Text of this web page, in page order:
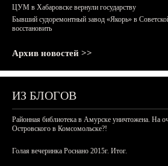
ЦУМ в Хабаровске вернули государству
Бывший судоремонтный завод «Якорь» в
восстановить
Архив новостей >>
ИЗ БЛОГОВ
Районная библиотека в Амурске уничтожена. На
Островского в Комсомольске?!
Голая вечеринка Роснано 2015г. Итог.